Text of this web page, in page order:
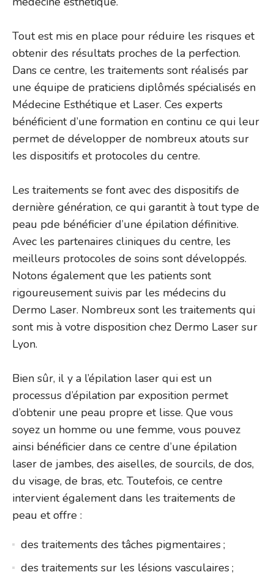
Tout est mis en place pour réduire les risques et
obtenir des résultats proches de la perfection.
Dans ce centre, les traitements sont réalisés par
une équipe de praticiens diplômés spécialisés en
Médecine Esthétique et Laser. Ces experts
bénéficient d’une formation en continu ce qui leur
permet de développer de nombreux atouts sur
les dispositifs et protocoles du centre.
Les traitements se font avec des dispositifs de
dernière génération, ce qui garantit à tout type de
peau pde bénéficier d’une épilation définitive.
Avec les partenaires cliniques du centre, les
meilleurs protocoles de soins sont développés.
Notons également que les patients sont
rigoureusement suivis par les médecins du
Dermo Laser. Nombreux sont les traitements qui
sont mis à votre disposition chez Dermo Laser sur
Lyon.
Bien sûr, il y a l’épilation laser qui est un
processus d’épilation par exposition permet
d’obtenir une peau propre et lisse. Que vous
soyez un homme ou une femme, vous pouvez
ainsi bénéficier dans ce centre d’une épilation
laser de jambes, des aiselles, de sourcils, de dos,
du visage, de bras, etc. Toutefois, ce centre
intervient également dans les traitements de
peau et offre :
des traitements des tâches pigmentaires ;
des traitements sur les lésions vasculaires ;